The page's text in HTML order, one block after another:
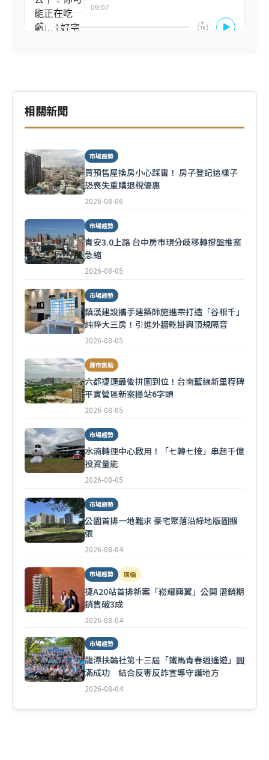
相關新聞
市場趨勢
買預售屋換房小心踩雷！ 房子登記這樣子
恐喪失重購退稅優惠
2026-08-06
市場趨勢
青安3.0上路 台中房市現分歧移轉撐盤推案
急縮
2026-08-05
市場趨勢
鎮漢建設攜手建築師施進宗打造「谷根千」
純粹大三房！引進外牆乾掛與頂規隔音
2026-08-05
房市焦點
六都捷運最後拼圖到位！台南藍線新里程碑
平實營區新案穩站6字頭
2026-08-05
市場趨勢
水湳轉運中心啟用！「七轉七接」串起千億
投資量能
2026-08-05
市場趨勢
公園首排一地難求 豪宅聚落沿綠地版圖擴
張
2026-08-04
市場趨勢 廣編
捷A20站首排新案「崧耀興翼」公開 潛銷期
銷售破3成
2026-08-04
市場趨勢
龍潭扶輪社第十三屆「鐵馬青春逍遙遊」圓
滿成功 結合反毒反詐宣導守護地方
2026-08-04